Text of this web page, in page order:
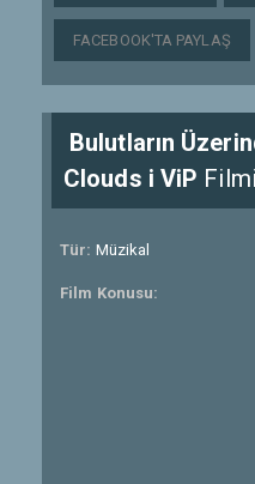
FACEBOOK'TA PAYLAŞ
Bulutların
Clouds i ViP
Tür: Müzikal
Film Konusu: